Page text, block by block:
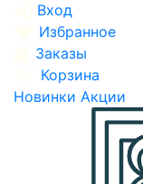
Вход
Избранное
Заказы
Корзина
Новинки Акции